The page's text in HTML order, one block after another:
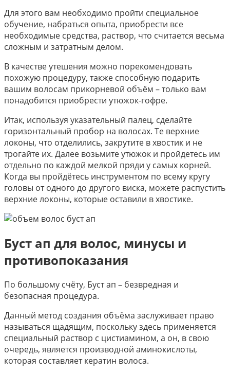
Для этого вам необходимо пройти специальное
обучение, набраться опыта, приобрести все
необходимые средства, раствор, что считается весьма
сложным и затратным делом.
В качестве утешения можно порекомендовать
похожую процедуру, также способную подарить
вашим волосам прикорневой объём – только вам
понадобится приобрести утюжок-гофре.
Итак, используя указательный палец, сделайте
горизонтальный пробор на волосах. Те верхние
локоны, что отделились, закрутите в хвостик и не
трогайте их. Далее возьмите утюжок и пройдетесь им
отдельно по каждой мелкой пряди у самых корней.
Когда вы пройдётесь инструментом по всему кругу
головы от одного до другого виска, можете распустить
верхние локоны, которые оставили в хвостике.
Буст ап для волос, минусы и
противопоказания
По большому счёту, Буст ап – безвредная и
безопасная процедура.
Данный метод создания объёма заслуживает право
называться щадящим, поскольку здесь применяется
специальный раствор с цистиамином, а он, в свою
очередь, является производной аминокислоты,
которая составляет кератин волоса.